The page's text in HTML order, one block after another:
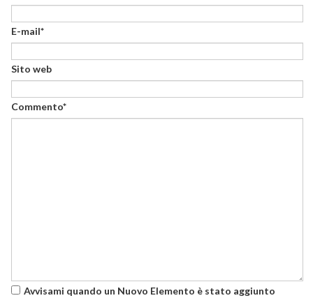
E-mail*
Sito web
Commento*
Avvisami quando un Nuovo Elemento è stato aggiunto